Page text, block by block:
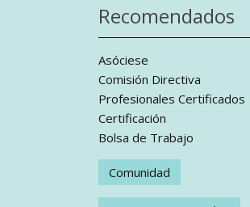
Recomendados
Asóciese
Comisión Directiva
Profesionales Certificados
Certificación
Bolsa de Trabajo
Comunidad